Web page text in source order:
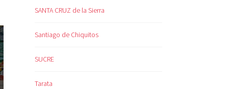
SANTA CRUZ de la Sierra
Santiago de Chiquitos
SUCRE
Tarata